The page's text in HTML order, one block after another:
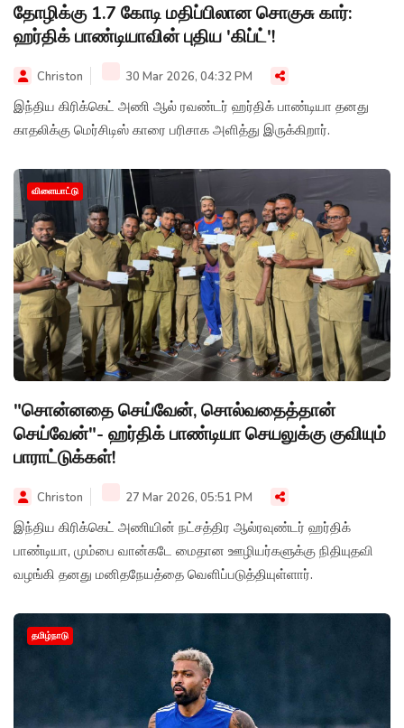
தோழிக்கு 1.7 கோடி மதிப்பிலான சொகுசு கார்:
ஹர்திக் பாண்டியாவின் புதிய 'கிப்ட்'!
Christon 30 Mar 2026, 04:32 PM
இந்திய கிரிக்கெட் அணி ஆல் ரவண்டர் ஹர்திக் பாண்டியா தனது
காதலிக்கு மெர்சிடிஸ் காரை பரிசாக அளித்து இருக்கிறார்.
விளையாட்டு
"சொன்னதை செய்வேன், சொல்வதைத்தான்
செய்வேன்"- ஹர்திக் பாண்டியா செயலுக்கு குவியும்
பாராட்டுக்கள்!
Christon 27 Mar 2026, 05:51 PM
இந்திய கிரிக்கெட் அணியின் நட்சத்திர ஆல்ரவுண்டர் ஹர்திக்
பாண்டியா, மும்பை வான்கடே மைதான ஊழியர்களுக்கு நிதியுதவி
வழங்கி தனது மனிதநேயத்தை வெளிப்படுத்தியுள்ளார்.
தமிழ்நாடு